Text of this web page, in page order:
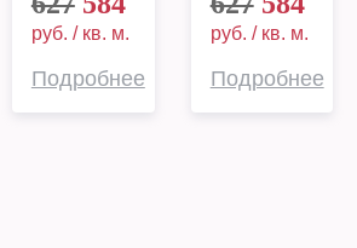
руб. / кв. м.
Подробнее
руб. / кв. м.
Подробнее